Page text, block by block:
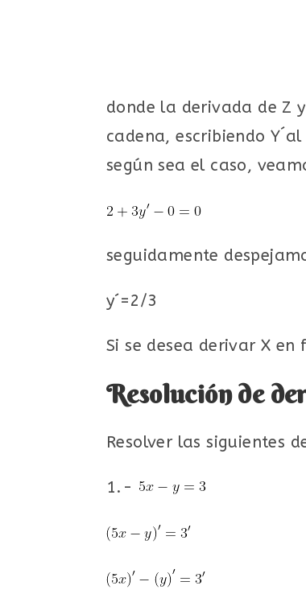
donde la derivada de Z
cadena, escribiendo
según sea el caso,
seguidamente
y´=2/3
Si se desea derivar X
Resolución de
Resolver las siguientes
1.-